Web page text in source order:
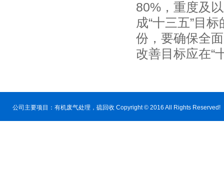
80%，重度及
成“十三五”目
份，要确保全
改善目标应在“
公司主要项目： 有机废气处理 ，硫回收 Copyright © 2016 All Rights